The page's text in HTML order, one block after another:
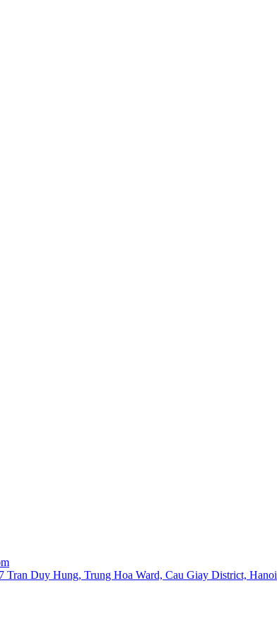
Duy Hung, Trung Hoa Ward, Cau Giay District, Hanoi